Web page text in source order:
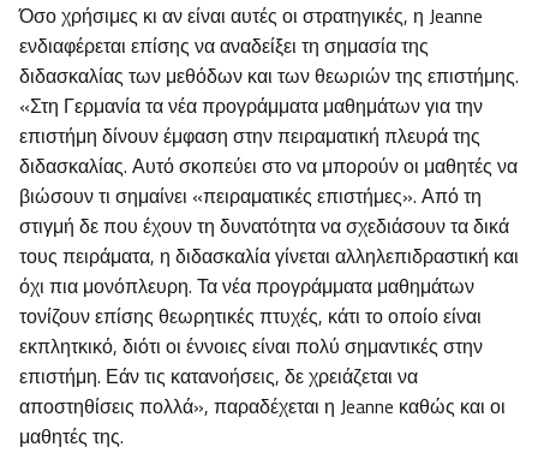
Όσο χρήσιμες κι αν είναι αυτές οι στρατηγικές, η Jeanne
ενδιαφέρεται επίσης να αναδείξει τη σημασία της
διδασκαλίας των μεθόδων και των θεωριών της επιστήμης.
«Στη Γερμανία τα νέα προγράμματα μαθημάτων για την
επιστήμη δίνουν έμφαση στην πειραματική πλευρά της
διδασκαλίας. Αυτό σκοπεύει στο να μπορούν οι μαθητές να
βιώσουν τι σημαίνει «πειραματικές επιστήμες». Από τη
στιγμή δε που έχουν τη δυνατότητα να σχεδιάσουν τα δικά
τους πειράματα, η διδασκαλία γίνεται αλληλεπιδραστική και
όχι πια μονόπλευρη. Τα νέα προγράμματα μαθημάτων
τονίζουν επίσης θεωρητικές πτυχές, κάτι το οποίο είναι
εκπλητκικό, διότι οι έννοιες είναι πολύ σημαντικές στην
επιστήμη. Εάν τις κατανοήσεις, δε χρειάζεται να
αποστηθίσεις πολλά», παραδέχεται η Jeanne καθώς και οι
μαθητές της.